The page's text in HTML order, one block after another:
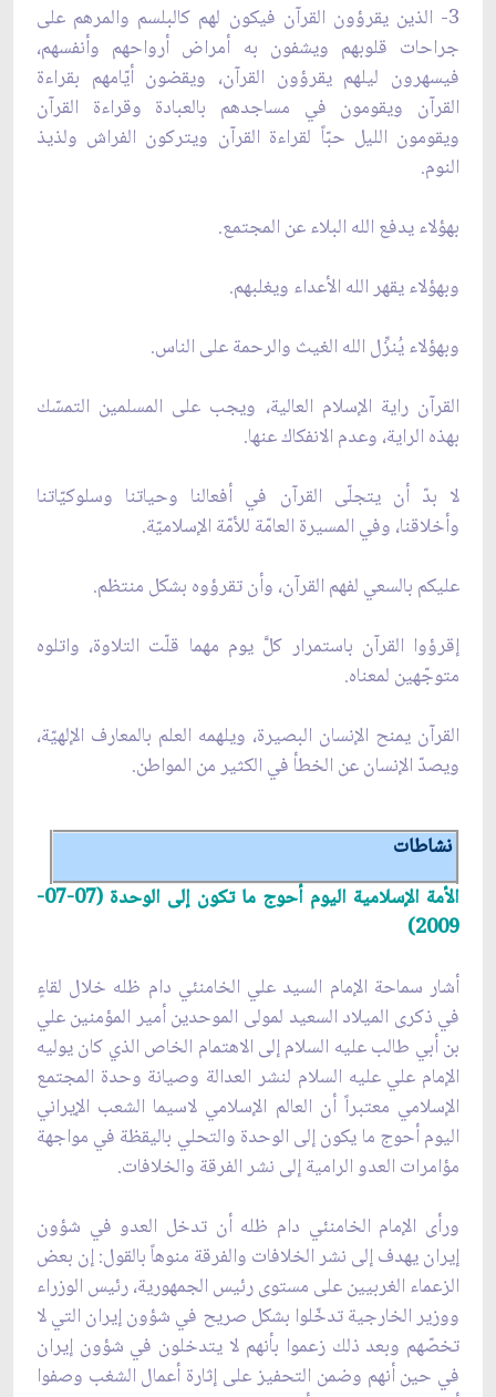
3- الذين يقرؤون القرآن فيكون لهم كالبلسم والمرهم على
جراحات قلوبهم ويشفون به أمراض أرواحهم وأنفسهم،
فيسهرون ليلهم يقرؤون القرآن، ويقضون أيّامهم بقراءة
القرآن ويقومون في مساجدهم بالعبادة وقراءة القرآن
ويقومون الليل حبّاً لقراءة القرآن ويتركون الفراش ولذيذ
النوم.
بهؤلاء يدفع الله البلاء عن المجتمع.
وبهؤلاء يقهر الله الأعداء ويغلبهم.
وبهؤلاء يُنزِّل الله الغيث والرحمة على الناس.
القرآن راية الإسلام العالية، ويجب على المسلمين التمسّك
بهذه الراية، وعدم الانفكاك عنها.
لا بدّ أن يتجلّى القرآن في أفعالنا وحياتنا وسلوكيّاتنا
وأخلاقنا، وفي المسيرة العامّة للأمّة الإسلاميّة.
عليكم بالسعي لفهم القرآن، وأن تقرؤوه بشكل منتظم.
إقرؤوا القرآن باستمرار كلّ‏َ يوم مهما قلّت التلاوة، واتلوه
متوجّهين لمعناه.
القرآن يمنح الإنسان البصيرة، ويلهمه العلم بالمعارف الإلهيّة،
ويصدّ الإنسان عن الخطأ في الكثير من المواطن.
نشاطات
الأمة الإسلامية اليوم أحوج ما تكون إلى الوحدة (07-07-
2009)
أشار سماحة الإمام السيد علي الخامنئي دام ظله خلال لقاءٍ
في ذكرى الميلاد السعيد لمولى الموحدين أمير المؤمنين علي
بن أبي طالب عليه السلام إلى الاهتمام الخاص الذي كان يوليه
الإمام علي عليه السلام لنشر العدالة وصيانة وحدة المجتمع
الإسلامي معتبراً أن العالم الإسلامي لاسيما الشعب الإيراني
اليوم أحوج ما يكون إلى الوحدة والتحلي باليقظة في مواجهة
مؤامرات العدو الرامية إلى نشر الفرقة والخلافات.
ورأى الإمام الخامنئي دام ظله أن تدخل العدو في شؤون
إيران يهدف إلى نشر الخلافات والفرقة منوهاً بالقول: إن بعض
الزعماء الغربيين على مستوى رئيس الجمهورية، رئيس الوزراء
ووزير الخارجية تدخّلوا بشكل صريح في شؤون إيران التي لا
تخصّهم وبعد ذلك زعموا بأنهم لا يتدخلون في شؤون إيران
في حين أنهم وضمن التحفيز على إثارة أعمال الشغب وصفوا